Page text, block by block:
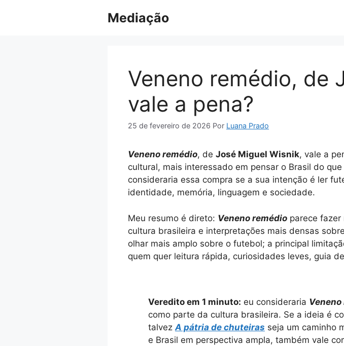
Mediação
Veneno remédio, de
vale a pena?
25 de fevereiro de 2026 Por Luana Prado
Veneno remédio, de José Miguel Wisnik, vale a
cultural, mais interessado em pensar o Brasil do
consideraria essa compra se a sua intenção é ler
identidade, memória, linguagem e sociedade.
Meu resumo é direto: Veneno remédio parece
cultura brasileira e interpretações mais densas
olhar mais amplo sobre o futebol; a principal
quem quer leitura rápida, curiosidades leves, guia
Veredito em 1 minuto: eu consideraria
como parte da cultura brasileira. Se a ideia é
talvezA pátria de chuteiras seja um caminho
e Brasil em perspectiva ampla, também vale